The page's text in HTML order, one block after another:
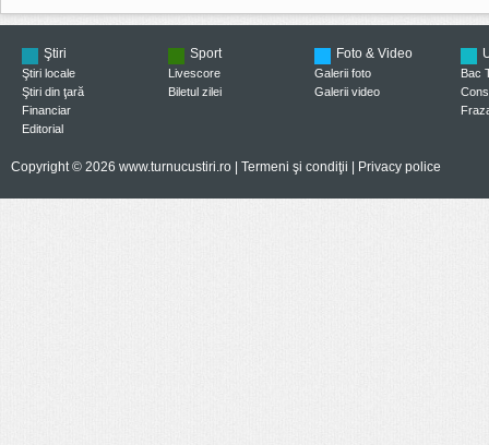
Ştiri
Ştiri locale
Ştiri din ţară
Financiar
Editorial
Sport
Livescore
Biletul zilei
Foto & Video
Galerii foto
Galerii video
Bac
Copyright © 2026 www.turnucustiri.ro | Termeni şi condiţii Privacy police